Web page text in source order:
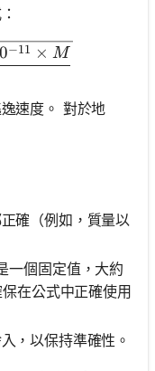
\times
0−11 × M
速度。 對於地
確（例如，質量以
一個固定值，大約
在公式中正確使用
，以保持準確性。